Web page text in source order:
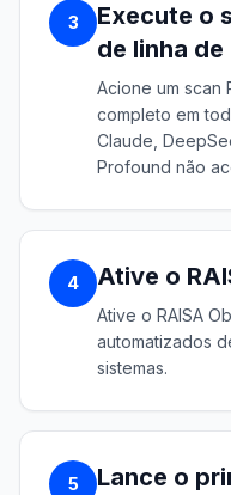
3
Execute o
de linha de
Acione um scan
completo em
Claude,
Profound não
4 Ative o
Ative o RAISA
automatizados
sistemas.
5
Lance o